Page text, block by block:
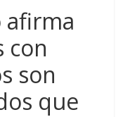
afirma
con
son
que